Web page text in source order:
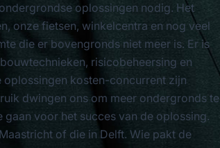
oplossingen nodig. Het
onze fietsen, winkelcentra en nog veel
die er bovengronds niet meer is. Er is
risicobeheersing en
kosten-concurrent zijn
dwingen ons om meer ondergronds te
gaan voor het succes van de oplossing.
of die in Delft. Wie pakt de